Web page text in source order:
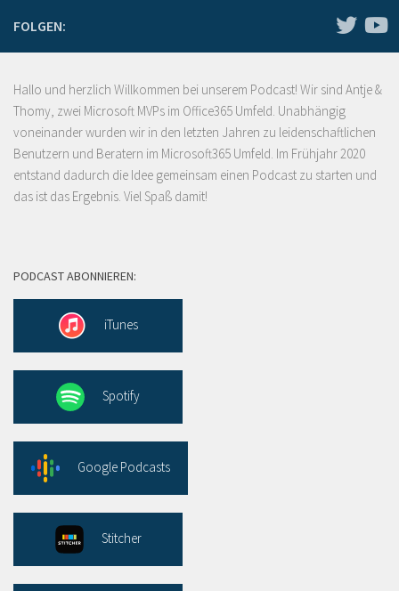
FOLGEN:
Hallo und herzlich Willkommen bei unserem Podcast! Wir sind Antje &
Thomy, zwei Microsoft MVPs im Office365 Umfeld. Unabhängig
voneinander wurden wir in den letzten Jahren zu leidenschaftlichen
Benutzern und Beratern im Microsoft365 Umfeld. Im Frühjahr 2020
entstand dadurch die Idee gemeinsam einen Podcast zu starten und
das ist das Ergebnis. Viel Spaß damit!
PODCAST ABONNIEREN:
iTunes
Spotify
Google Podcasts
Stitcher